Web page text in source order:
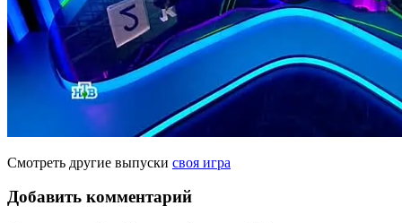
Смотреть другие выпуски своя игра
Добавить комментарий